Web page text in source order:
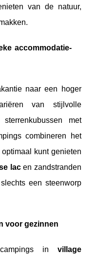
van de natuur,
accommodatie-
naar een hoger
van stijlvolle
met
combineren het
kunt genieten
lacen zandstranden
een steenworp
voor gezinnen
in village